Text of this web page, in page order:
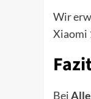
Wir
Xiaomi
Bei